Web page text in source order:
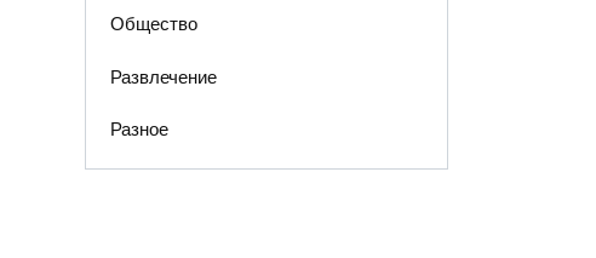
Общество
Развлечение
Разное